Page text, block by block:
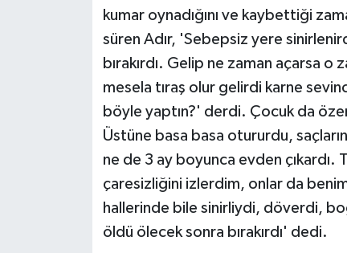
kumar oynadığını ve kaybettiği
süren Adır, 'Sebepsiz yere
bırakırdı. Gelip ne zaman açarsa
mesela tıraş olur gelirdi karne
böyle yaptın?' derdi. Çocuk da
Üstüne basa basa otururdu,
ne de 3 ay boyunca evden çıkardı.
çaresizliğini izlerdim, onlar da
hallerinde bile sinirliydi, döverdi,
öldü ölecek sonra bırakırdı' dedi.